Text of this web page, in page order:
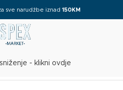
sve narudžbe iznad 150KM
- klikni ovdje